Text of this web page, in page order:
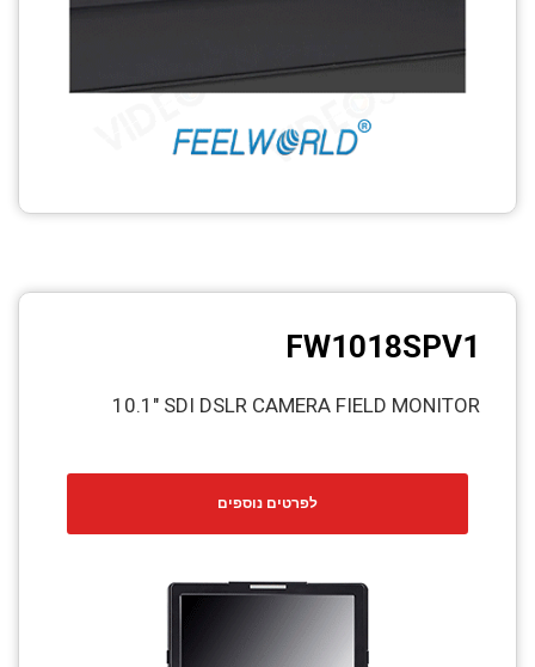
FW1018SPV1
10.1" SDI DSLR CAMERA FIELD MONITOR
לפרטים נוספים